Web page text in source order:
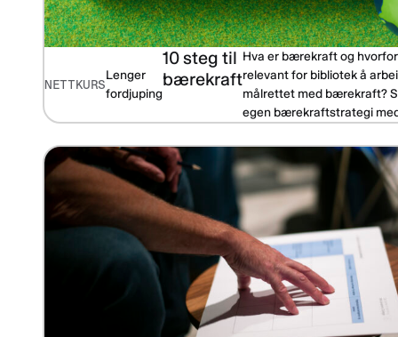
NETTKURS
Lenger
fordjuping
10 steg til
bærekraft
Hva er bærekraft og
relevant for bibliotek å
målrettet med bærekraft?
egen bærekraftstrategi